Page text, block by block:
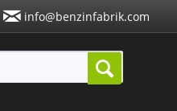
info@benzinfabrik.com